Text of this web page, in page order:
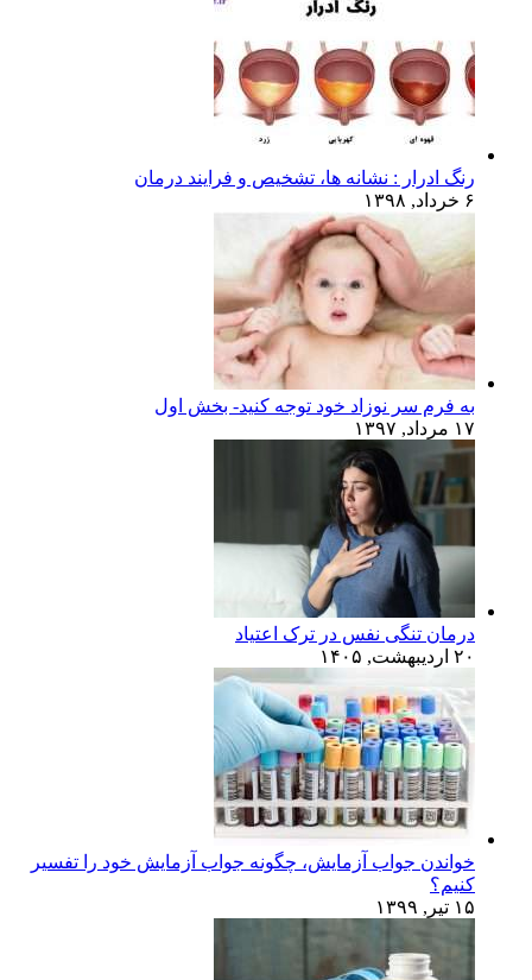
رنگ ادرار : نشانه ها، تشخیص و فرایند درمان
۶ خرداد, ۱۳۹۸
به فرم سر نوزاد خود توجه کنید- بخش اول
۱۷ مرداد, ۱۳۹۷
درمان تنگی نفس در ترک اعتیاد
۲۰ اردیبهشت, ۱۴۰۵
خواندن جواب آزمایش، چگونه جواب آزمایش خود را تفسیر
کنیم؟
۱۵ تیر, ۱۳۹۹